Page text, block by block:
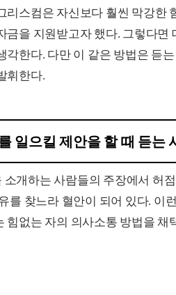
리스컴은 자신보다 훨씬 막강한
금을 지원받고자 했다. 그렇다
각한다. 다만 이 같은 방법은 듣
휘한다.
일으킬 제안을 할 때 듣는
소개하는 사람들의 주장에서 허
를 찾느라 혈안이 되어 있다. 이
힘없는 자의 의사소통 방법을 채